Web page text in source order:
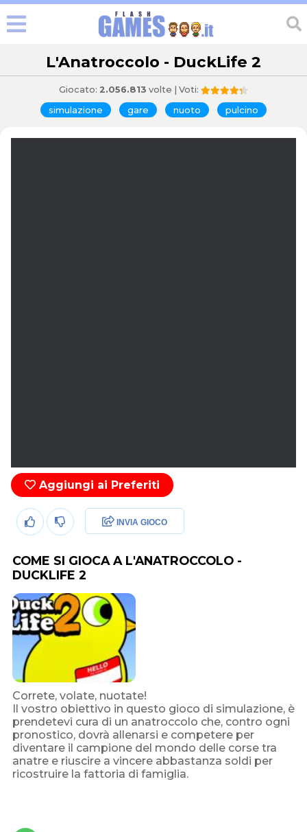
L'Anatroccolo - DuckLife 2
Giocato: 2.056.813 volte | Voti:
simulazione gare nuoto pulcino
Aggiungi ai Preferiti
INVIA GIOCO
COME SI GIOCA A L'ANATROCCOLO -
DUCKLIFE 2
Correte, volate, nuotate!
Il vostro obiettivo in questo gioco di simulazione, è
prendetevi cura di un anatroccolo che, contro ogni
pronostico, dovrà allenarsi e competere per
diventare il campione del mondo delle corse tra
anatre e riuscire a vincere abbastanza soldi per
ricostruire la fattoria di famiglia.